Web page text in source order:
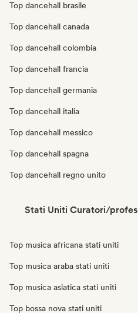
Top dancehall brasile
Top dancehall canada
Top dancehall colombia
Top dancehall francia
Top dancehall germania
Top dancehall italia
Top dancehall messico
Top dancehall spagna
Top dancehall regno unito
Stati Uniti Curatori/
Top musica africana stati uniti
Top musica araba stati uniti
Top musica asiatica stati uniti
Top bossa nova stati uniti